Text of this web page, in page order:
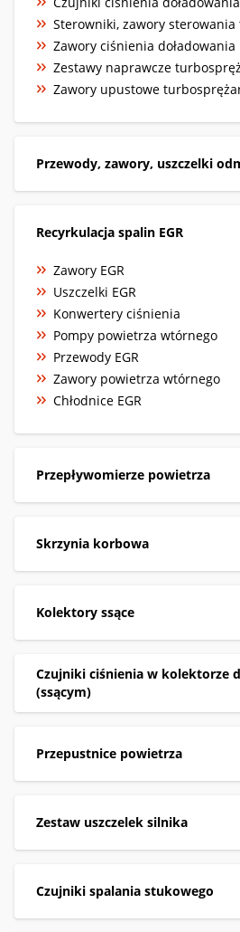
Sterowniki, zawory
Zawory ciśnienia doładowania
Zestawy naprawcze
Zawory upustowe
Przewody, zawory, uszczelki
Recyrkulacja spalin EGR
Zawory EGR
Uszczelki EGR
Konwertery ciśnienia
Pompy powietrza wtórnego
Przewody EGR
Zawory powietrza wtórnego
Chłodnice EGR
Przepływomierze powietrza
Skrzynia korbowa
Kolektory ssące
Czujniki ciśnienia w kolektorze
(ssącym)
Przepustnice powietrza
Zestaw uszczelek silnika
Czujniki spalania stukowego